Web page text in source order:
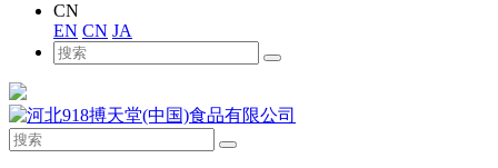
CN
EN CN JA